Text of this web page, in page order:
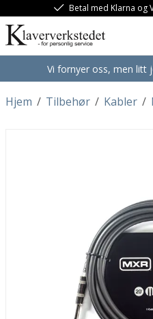
Betal med Klarna og
Vi fornyer oss, men litt
/
Hjem /
Tilbehør /
Kabler